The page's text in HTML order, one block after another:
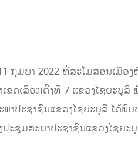
ກຸມພາ 2022 ທີ່ສະໂມສອນເມືອ
ຂດເລືອກຕັ້ງທີ 7 ແຂວງໄຊຍະ
າປະຊາຊົນແຂວງໄຊຍະບູລີ ໄດ້
ຊຸມສະພາປະຊາຊົນແຂວງໄຊຍະ